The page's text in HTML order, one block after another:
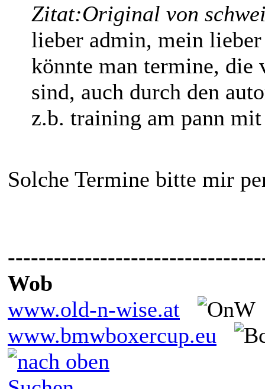
Zitat:Original von
lieber admin, mein
könnte man termine, die
sind, auch durch den
z.b. training am pann
Solche Termine bitte mir
Wob
www.old-n-wise.at
www.bmwboxercup.eu